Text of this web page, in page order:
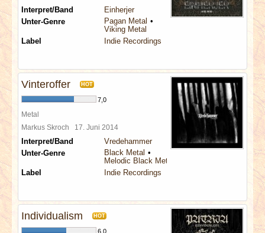
Interpret/Band
Einherjer
Unter-Genre
Pagan Metal
Viking Metal
Label
Indie Recordings
Vinteroffer HOT
7,0
Metal
Markus Skroch 17. Juni 2014
Interpret/Band
Vredehammer
Unter-Genre
Black Metal
Melodic Black Metal
Label
Indie Recordings
Individualism HOT
6,0